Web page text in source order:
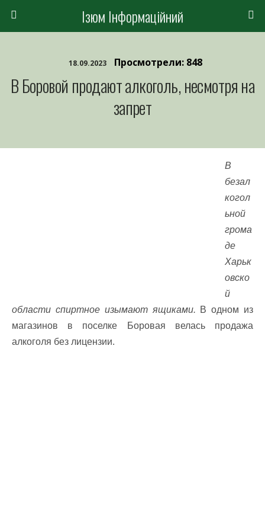
Ізюм Інформаційний
18.09.2023 Просмотрели: 848
В Боровой продают алкоголь, несмотря на
запрет
В
безал
когол
ьной
грома
де
Харьк
овско
й
области спиртное изымают ящиками. В одном из
магазинов в поселке Боровая велась продажа
алкоголя без лицензии.